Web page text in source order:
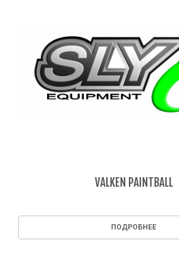
VALKEN PAINTBALL
ПОДРОБНЕЕ